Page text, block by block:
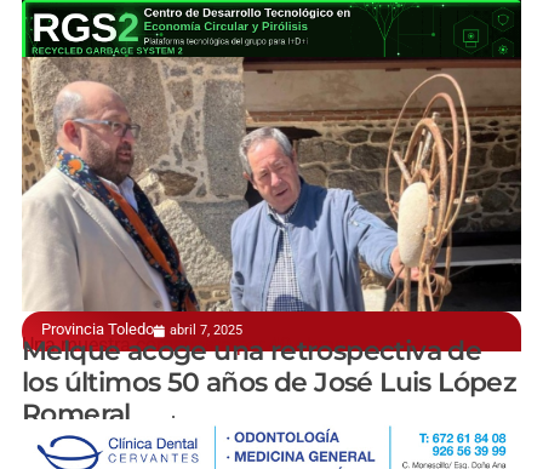
Provincia Toledo abril 7, 2025
Una muestra compuesta por 40 obras
Melque acoge una retrospectiva de
los últimos 50 años de José Luis López
Romeral
manchainformacion.com